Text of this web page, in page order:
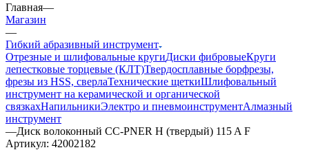
Главная—
Магазин
—
Гибкий абразивный инструмент
Отрезные и шлифовальные кругиДиски фибровыеКруги
лепестковые торцевые (КЛТ)Твердосплавные борфрезы,
фрезы из HSS, сверлаТехнические щеткиШлифовальный
инструмент на керамической и органической
связкахНапильникиЭлектро и пневмоинструментАлмазный
инструмент
—Диск волоконный CC-PNER H (твердый) 115 A F
Артикул: 42002182